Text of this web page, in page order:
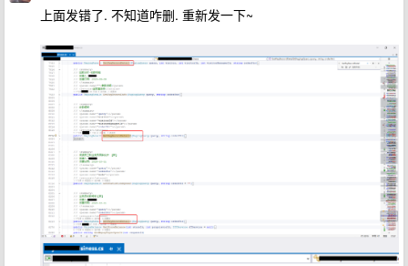
上面发错了. 不知道咋删. 重新发一下~